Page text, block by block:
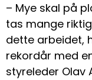
– Mye skal på
tas mange
dette arbeidet,
rekordår med
styreleder Olav